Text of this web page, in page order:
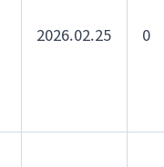
2026.02.25 0